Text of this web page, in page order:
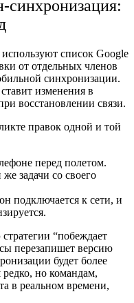
используют список Google
от отдельных членов
синхронизации.
изменения в
восстановлении связи.
правок одной и той
перед полетом.
задачи со своего
подключается к сети, и
“побеждает
перезапишет версию
будет более
редко, но командам,
в реальном времени,